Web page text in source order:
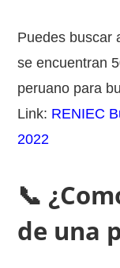
Puedes buscar
se encuentran
peruano para
Link: RENIEC
2022
📞
de una